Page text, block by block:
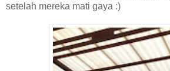
setelah mereka mati gaya :)